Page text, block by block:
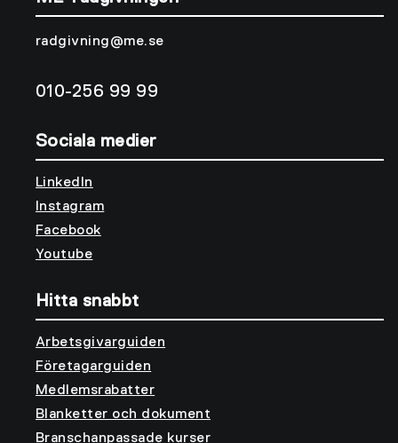
radgivning@me.se
010-256 99 99
Sociala medier
LinkedIn
Instagram
Facebook
Youtube
Hitta snabbt
Arbetsgivarguiden
Företagarguiden
Medlemsrabatter
Blanketter och dokument
Branschanpassade kurser